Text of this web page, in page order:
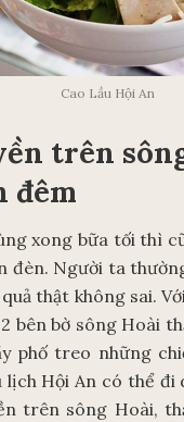
Cao Lầu Hội An
trên
đêm
xong bữa tối thì
đèn. Người ta
thật không sai.
bên bờ sông Hoài
phố treo những
lịch Hội An có thể đi
trên sông Hoài,